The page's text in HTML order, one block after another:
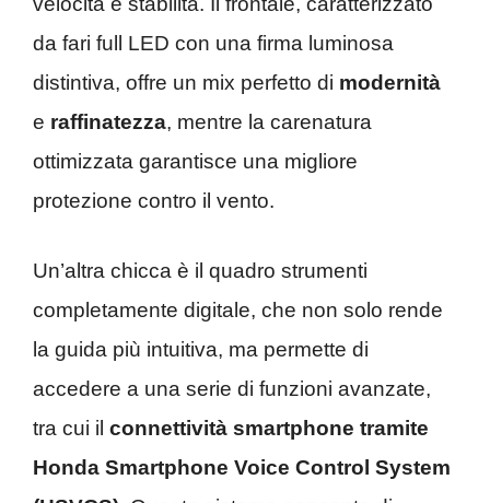
da fari full LED con una firma luminosa
distintiva, offre un mix perfetto di modernità
e raffinatezza, mentre la carenatura
ottimizzata garantisce una migliore
protezione contro il vento.
Un’altra chicca è il quadro strumenti
completamente digitale, che non solo rende
la guida più intuitiva, ma permette di
accedere a una serie di funzioni avanzate,
tra cui il connettività smartphone tramite
Honda Smartphone Voice Control System